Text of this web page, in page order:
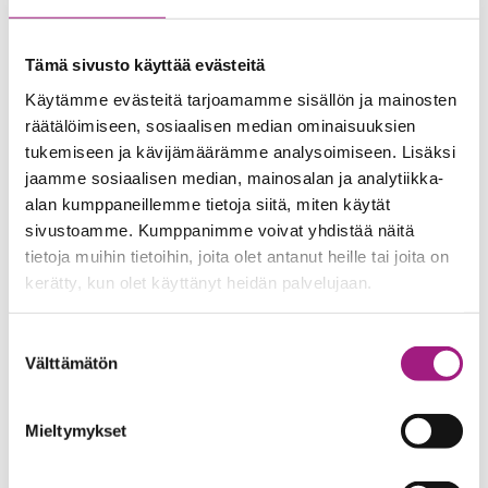
Tämä sivusto käyttää evästeitä
Käytämme evästeitä tarjoamamme sisällön ja mainosten
räätälöimiseen, sosiaalisen median ominaisuuksien
tukemiseen ja kävijämäärämme analysoimiseen. Lisäksi
jaamme sosiaalisen median, mainosalan ja analytiikka-
alan kumppaneillemme tietoja siitä, miten käytät
sivustoamme. Kumppanimme voivat yhdistää näitä
tietoja muihin tietoihin, joita olet antanut heille tai joita on
kerätty, kun olet käyttänyt heidän palvelujaan.
valinta
Välttämätön
Mieltymykset
vain Tampereelle, ja sillä on ainutlaatuinen rakennuttaja
–Aamulehti 13.10.2025